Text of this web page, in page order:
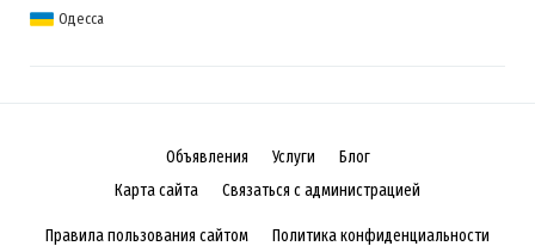
Одесса
Объявления Услуги
Блог
Карта сайта
Связаться с администрацией
Правила пользования сайтом Политика конфиденциальности